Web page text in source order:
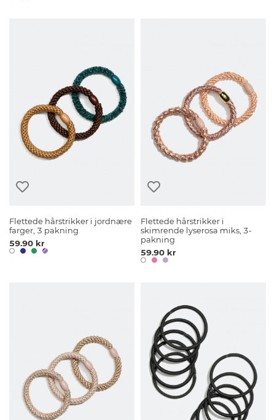
Flettede hårstrikker i jordnære
farger, 3 pakning
59.90 kr
Flettede hårstrikker i
skimrende lyserosa miks, 3-
pakning
59.90 kr